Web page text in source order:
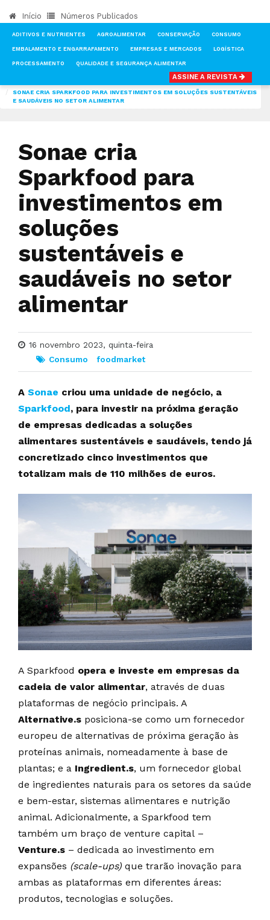
Início Números Publicados
ADITIVOS E NUTRIENTES AGROALIMENTAR CONSERVAÇÃO CONSUMO
EMBALAMENTO E ENGARRAFAMENTO EMPRESAS E MERCADOS LOGÍSTICA
PROCESSAMENTO QUALIDADE E SEGURANÇA ALIMENTAR
ASSINE A REVISTA
SONAE CRIA SPARKFOOD PARA INVESTIMENTOS EM SOLUÇÕES SUSTENTÁVEIS
E SAUDÁVEIS NO SETOR ALIMENTAR
Sonae cria
Sparkfood para
investimentos em
soluções
sustentáveis e
saudáveis no setor
alimentar
16 novembro 2023, quinta-feira
Consumo
foodmarket
A Sonae criou uma unidade de negócio, a
Sparkfood, para investir na próxima geração
de empresas dedicadas a soluções
alimentares sustentáveis e saudáveis, tendo já
concretizado cinco investimentos que
totalizam mais de 110 milhões de euros.
A Sparkfood opera e investe em empresas da
cadeia de valor alimentar, através de duas
plataformas de negócio principais. A
Alternative.s posiciona-se como um fornecedor
europeu de alternativas de próxima geração às
proteínas animais, nomeadamente à base de
plantas; e a Ingredient.s, um fornecedor global
de ingredientes naturais para os setores da saúde
e bem-estar, sistemas alimentares e nutrição
animal. Adicionalmente, a Sparkfood tem
também um braço de venture capital –
Venture.s – dedicada ao investimento em
expansões (scale-ups) que trarão inovação para
ambas as plataformas em diferentes áreas:
produtos, tecnologias e soluções.